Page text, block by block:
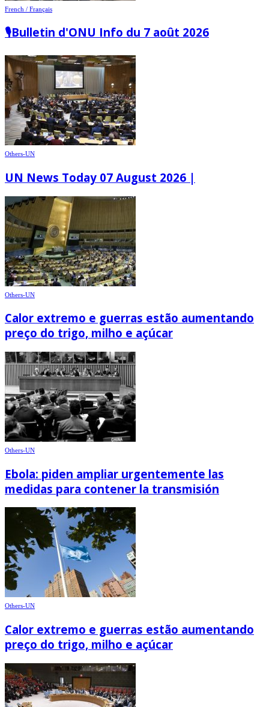
French / Français
🎙️Bulletin d'ONU Info du 7 août 2026
Others-UN
UN News Today 07 August 2026 |
Others-UN
Calor extremo e guerras estão aumentando
preço do trigo, milho e açúcar
Others-UN
Ebola: piden ampliar urgentemente las
medidas para contener la transmisión
Others-UN
Calor extremo e guerras estão aumentando
preço do trigo, milho e açúcar